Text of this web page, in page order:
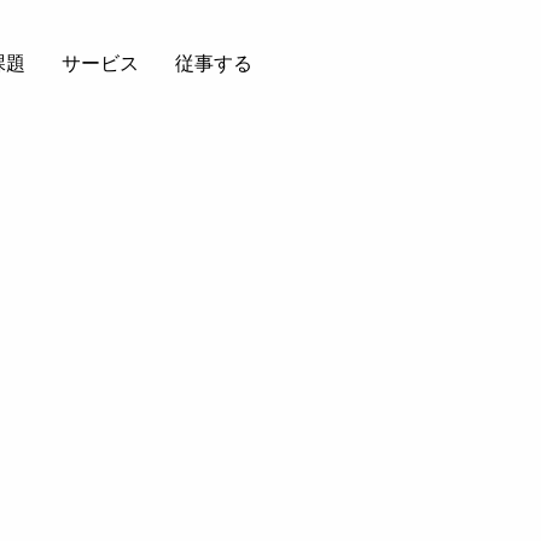
題 サービス 従事する